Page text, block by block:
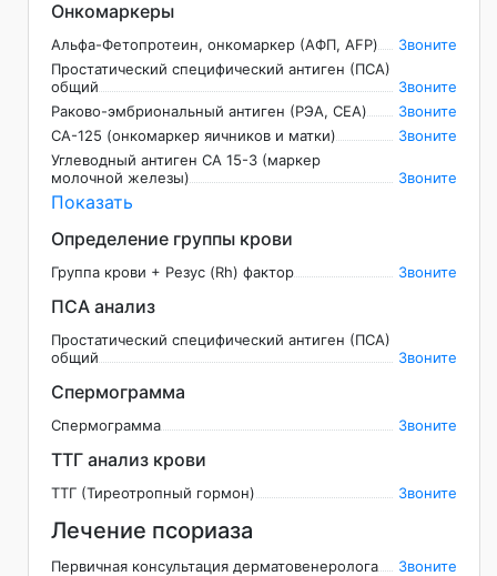
Онкомаркеры
Альфа-Фетопротеин, онкомаркер (АФП, AFP)
Звоните
Простатический специфический антиген (ПСА)
общий
Звоните
Раково-эмбриональный антиген (РЭА, CEA)
Звоните
СА-125 (онкомаркер яичников и матки)
Звоните
Углеводный антиген CA 15-3 (маркер
молочной железы)
Звоните
Показать
Определение группы крови
Группа крови + Резус (Rh) фактор Звоните
ПСА анализ
Простатический специфический антиген (ПСА)
общий
Звоните
Спермограмма
Спермограмма Звоните
ТТГ анализ крови
ТТГ (Тиреотропный гормон) Звоните
Лечение псориаза
Первичная консультация дерматовенеролога Звоните